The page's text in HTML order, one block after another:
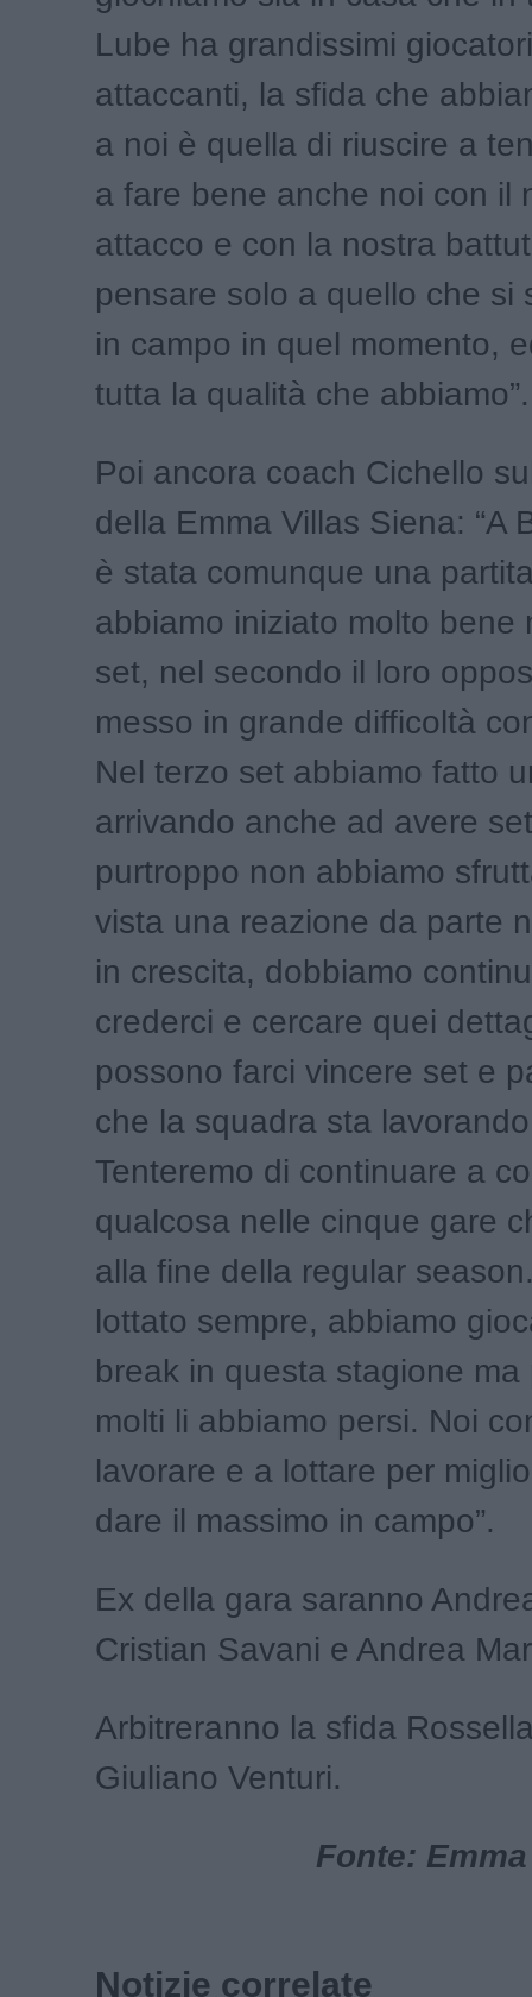
Lube ha grandissimi
attaccanti, la sfida che
a noi è quella di riuscire a
a fare bene anche noi con il
attacco e con la nostra
pensare solo a quello che si
in campo in quel momento,
tutta la qualità che abbiamo”.
Poi ancora coach Cichello
della Emma Villas Siena: “A
è stata comunque una
abbiamo iniziato molto bene
set, nel secondo il loro
messo in grande difficoltà
Nel terzo set abbiamo fatto
arrivando anche ad avere
purtroppo non abbiamo
vista una reazione da parte
in crescita, dobbiamo
crederci e cercare quei
possono farci vincere set e
che la squadra sta
Tenteremo di continuare a
qualcosa nelle cinque gare
alla fine della regular
lottato sempre, abbiamo
break in questa stagione ma
molti li abbiamo persi. Noi
lavorare e a lottare per
dare il massimo in campo”.
Ex della gara saranno
Cristian Savani e Andrea
Arbitreranno la sfida
Giuliano Venturi.
Fonte:
Notizie correlate